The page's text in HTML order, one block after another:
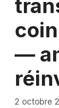
—
2 octobre